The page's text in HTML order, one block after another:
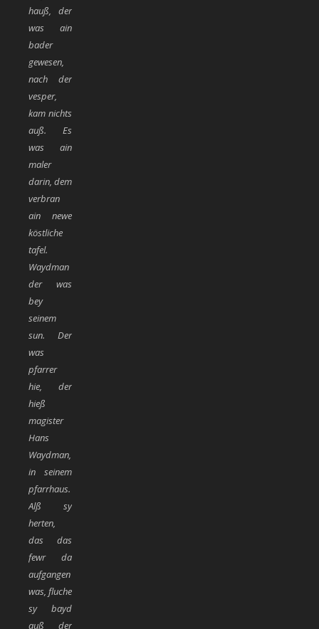
hauß, der
was ain
bader
gewesen,
nach der
vesper,
kam nichts
auß. Es
was ain
maler
darin, dem
verbran
ain newe
köstliche
tafel.
Waydman
der was
bey
seinem
sun. Der
was
pfarrer
hie, der
hieß
magister
Hans
Waydman,
in seinem
pfarrhaus.
Alß sy
herten,
das das
fewr da
aufgangen
was, fluche
sy bayd
auß der